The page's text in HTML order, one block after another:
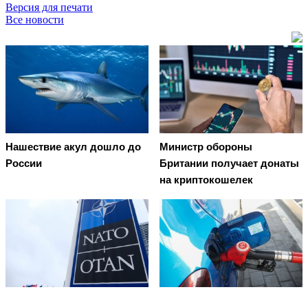
Версия для печати
Все новости
Нашествие акул дошло до
России
Министр обороны
Британии получает донаты
на криптокошелек